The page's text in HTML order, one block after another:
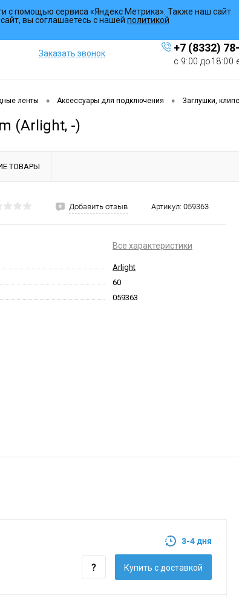
Заказать звонок +7 (8332)
с 9:00 до18:00
ленты • Аксессуары для подключения • Заглушки,
(Arlight, -)
ТОВАРЫ
Добавить отзыв Артикул: 059363
Все характеристики
Arlight
60
059363
3-4 дня
Купить c доставкой
с помощью сервиса «Яндекс Метрика». Также наш сайт
вы соглашаетесь с нашей политикой